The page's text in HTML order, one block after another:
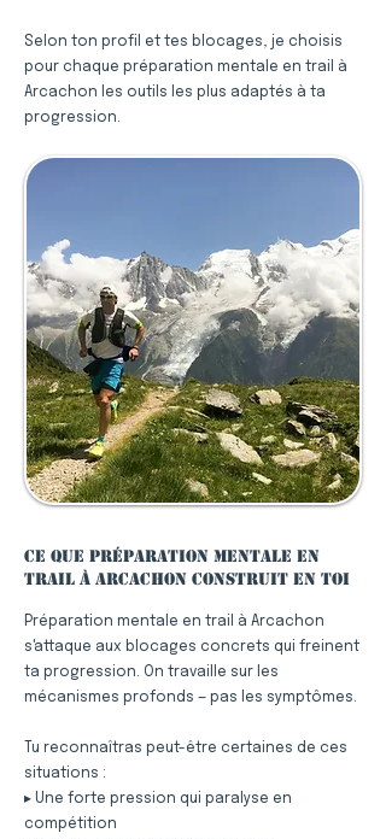
Selon ton profil et tes blocages, je choisis
pour chaque préparation mentale en trail à
Arcachon les outils les plus adaptés à ta
progression.
Ce que préparation mentale en
trail à Arcachon construit en toi
Préparation mentale en trail à Arcachon
s'attaque aux blocages concrets qui freinent
ta progression. On travaille sur les
mécanismes profonds — pas les symptômes.
Tu reconnaîtras peut-être certaines de ces
situations :
▸ Une forte pression qui paralyse en
compétition